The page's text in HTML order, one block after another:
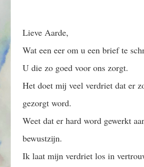
Lieve Aarde,
Wat een eer om u een brief te
U die zo goed voor ons zorgt.
Het doet mij veel verdriet dat er
gezorgt word.
Weet dat er hard word gewerkt
bewustzijn.
Ik laat mijn verdriet los in